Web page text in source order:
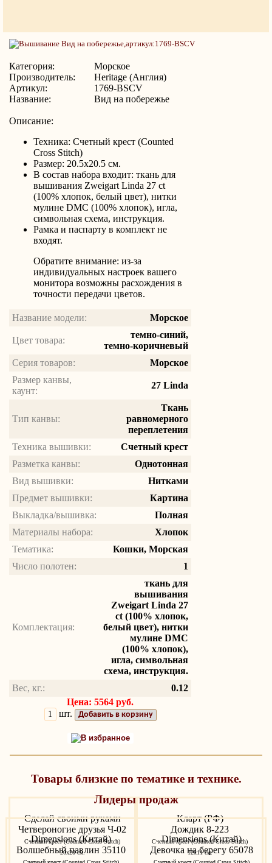
Категория:
Морское
Производитель:
Heritage (Англия)
Артикул:
1769-BSCV
Название:
Вид на побережье
Описание:
Техника: Счетный крест (Counted
Cross Stitch)
Размер: 20.5x20.5 см.
В состав набора входит: ткань для
вышивания Zweigart Linda 27 ct
(100% хлопок, белый цвет), нитки
мулине DMC (100% хлопок), игла,
символьная схема, инструкция.
Рамка и паспарту в комплект не
входят.
Обратите внимание: из-за
индивидуальных настроек вашего
монитора возможны расхождения в
точности передачи цветов.
Название модели: Морское
Цвет товара:
темно-синий,
темно-коричневый
Серия товаров:
Морское
Размер канвы,
каунт:
27 Linda
Тип канвы:
Ткань
равномерного
переплетения
Техника вышивки:
Счетный крест
Разметка канвы:
Однотонная
Вид вышивки:
Нитками
Предмет вышивки:
Картина
Выкладка/вышивка:
Полная
Материалы набора:
Хлопок
Тематика:
Кошки, Морская
Число полотен:
1
Комплектация:
ткань для
вышивания
Zweigart Linda 27
ct (100% хлопок,
белый цвет), нитки
мулине DMC
(100% хлопок),
игла, символьная
схема, инструкция.
Вес, кг.:
0.12
Цена: 5564 руб.
шт.
Добавить в корзину
В избранное
Товары близкие по тематике и технике.
Сделай своими руками
Четвероногие друзья Ч-02
Счетный крест (Counted Cross Stitch)
20х20 см.
Кларт (РФ)
Дождик 8-223
Счетный крест (Counted Cross Stitch)
12х11 см.
Лидеры продаж
Dimensions (Китай)
Волшебный павлин 35110
Dimensions (Китай)
Девочка на берегу 65078